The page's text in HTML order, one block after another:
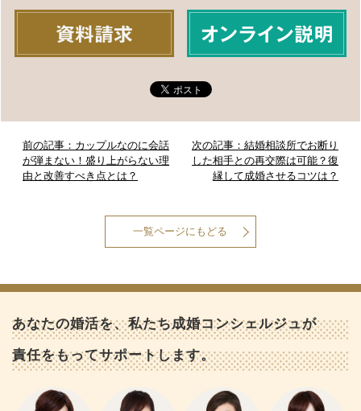
前の記事：カップルなのに会話
が弾まない！盛り上がらない理
由と改善すべき点とは？
次の記事：結婚相談所でお断り
した相手との再交際は可能？復
縁して成婚させるコツは？
一覧ページにもどる
あなたの婚活を、私たち成婚コンシェルジュが
責任をもってサポートします。